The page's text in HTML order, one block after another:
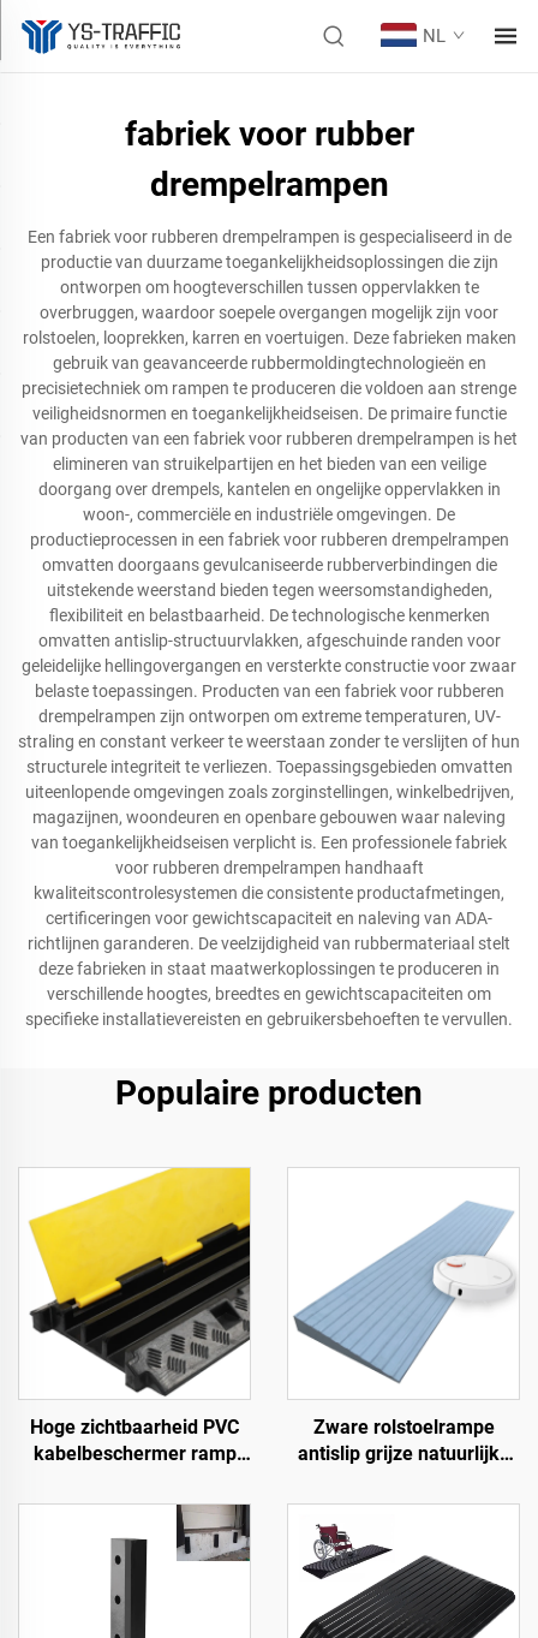
NL
fabriek voor rubber
drempelrampen
Een fabriek voor rubberen drempelrampen is gespecialiseerd in de
productie van duurzame toegankelijkheidsoplossingen die zijn
ontworpen om hoogteverschillen tussen oppervlakken te
overbruggen, waardoor soepele overgangen mogelijk zijn voor
rolstoelen, looprekken, karren en voertuigen. Deze fabrieken maken
gebruik van geavanceerde rubbermoldingtechnologieën en
precisietechniek om rampen te produceren die voldoen aan strenge
veiligheidsnormen en toegankelijkheidseisen. De primaire functie
van producten van een fabriek voor rubberen drempelrampen is het
elimineren van struikelpartijen en het bieden van een veilige
doorgang over drempels, kantelen en ongelijke oppervlakken in
woon-, commerciële en industriële omgevingen. De
productieprocessen in een fabriek voor rubberen drempelrampen
omvatten doorgaans gevulcaniseerde rubberverbindingen die
uitstekende weerstand bieden tegen weersomstandigheden,
flexibiliteit en belastbaarheid. De technologische kenmerken
omvatten antislip-structuurvlakken, afgeschuinde randen voor
geleidelijke hellingovergangen en versterkte constructie voor zwaar
belaste toepassingen. Producten van een fabriek voor rubberen
drempelrampen zijn ontworpen om extreme temperaturen, UV-
straling en constant verkeer te weerstaan zonder te verslijten of hun
structurele integriteit te verliezen. Toepassingsgebieden omvatten
uiteenlopende omgevingen zoals zorginstellingen, winkelbedrijven,
magazijnen, woondeuren en openbare gebouwen waar naleving
van toegankelijkheidseisen verplicht is. Een professionele fabriek
voor rubberen drempelrampen handhaaft
kwaliteitscontrolesystemen die consistente productafmetingen,
certificeringen voor gewichtscapaciteit en naleving van ADA-
richtlijnen garanderen. De veelzijdigheid van rubbermateriaal stelt
deze fabrieken in staat maatwerkoplossingen te produceren in
verschillende hoogtes, breedtes en gewichtscapaciteiten om
specifieke installatievereisten en gebruikersbehoeften te vervullen.
Populaire producten
Hoge zichtbaarheid PVC
kabelbeschermer ramp
rubberen basis met
transparante
kabelafdekking voor
betere zichtbaarheid
Zware rolstoelrampe
antislip grijze natuurlijke
deur